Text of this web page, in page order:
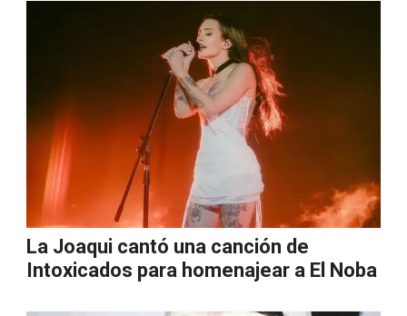
La Joaqui cantó una canción de
Intoxicados para homenajear a El Noba